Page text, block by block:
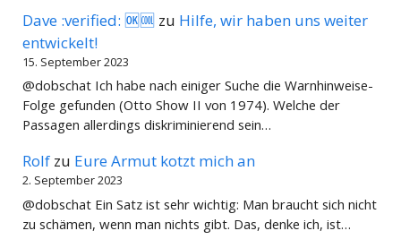
Dave :verified: 🆗🆒 zu Hilfe, wir haben uns weiter
entwickelt!
15. September 2023
@dobschat Ich habe nach einiger Suche die Warnhinweise-
Folge gefunden (Otto Show II von 1974). Welche der
Passagen allerdings diskriminierend sein…
Rolf zu Eure Armut kotzt mich an
2. September 2023
@dobschat Ein Satz ist sehr wichtig: Man braucht sich nicht
zu schämen, wenn man nichts gibt. Das, denke ich, ist…